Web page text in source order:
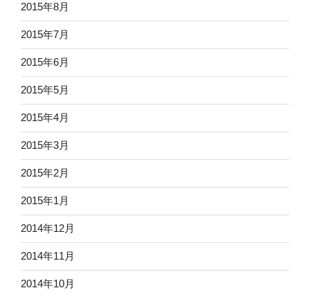
2015年8月
2015年7月
2015年6月
2015年5月
2015年4月
2015年3月
2015年2月
2015年1月
2014年12月
2014年11月
2014年10月